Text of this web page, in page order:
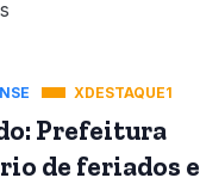
XDESTAQUE1
Prefeitura
de feriados e